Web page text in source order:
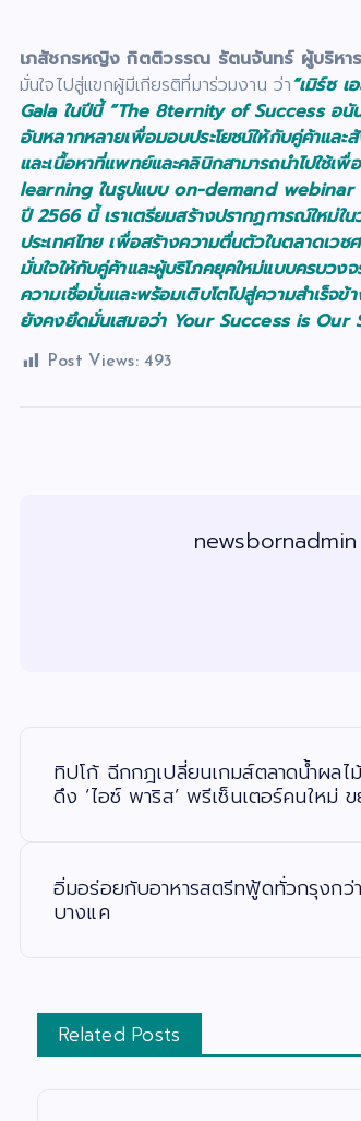
เภสัชกรหญิง กิตติวรรณ รัตนจันทร์ ผู้บริหาร
มั่นใจไปสู่แขกผู้มีเกียรติที่มาร่วมงาน ว่า“เมิร์ซ
Gala ในปีนี้ “The 8ternity of Success อนัน
อันหลากหลายเพื่อมอบประโยชน์ให้กับคู่ค้าและ
และเนื้อหาที่แพทย์และคลินิกสามารถนำไปใช้เ
learning ในรูปแบบ on-demand webinar
ปี 2566 นี้ เราเตรียมสร้างปรากฏการณ์ใหม่ใ
ประเทศไทย เพื่อสร้างความตื่นตัวในตลาดเว
มั่นใจให้กับคู่ค้าและผู้บริโภคยุคใหม่แบบครบ
ความเชื่อมั่นและพร้อมเติบโตไปสู่ความสำเร็จ
ยังคงยึดมั่นเสมอว่า Your Success is Our
Post Views: 493
newsbornadmin
ทิปโก้ ฉีกกฎเปลี่ยนเกมส์ตลาดน้ำผ
ดึง ‘ไอซ์ พาริส’ พรีเซ็นเตอร์คนใหม่
อิ่มอร่อยกับอาหารสตรีทฟู้ดทั่วกรุงกว่
บางแค
Related Posts